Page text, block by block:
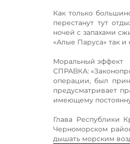
Как только
перестанут тут
ночей с запахами
«Алые Паруса» так и
Моральный эффект
СПРАВКА:
операции, был
предусматривает
имеющему
Глава Республики
Черноморском
дышать морским